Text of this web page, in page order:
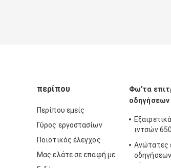
περίπου
Περίπου εμείς
Γύρος εργοστασίων
Ποιοτικός έλεγχος
Μας ελάτε σε επαφή με
Φω'τα
οδηγήσεων
ιντσών
Ανώτατες